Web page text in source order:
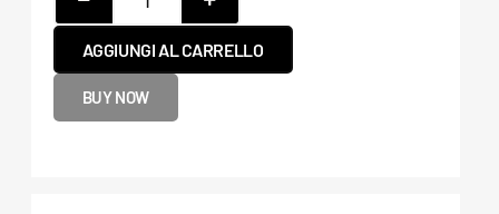
BUY NOW
AGGIUNGI AL CARRELLO